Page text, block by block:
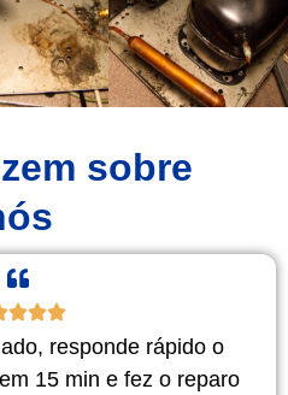
sobre
responde rápido o
15 min e fez o reparo